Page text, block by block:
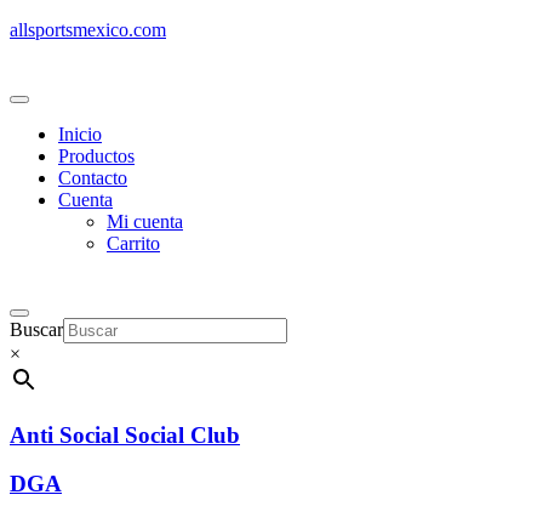
allsportsmexico.com
Inicio
Productos
Contacto
Cuenta
Mi cuenta
Carrito
Buscar
×
Anti Social Social Club
DGA